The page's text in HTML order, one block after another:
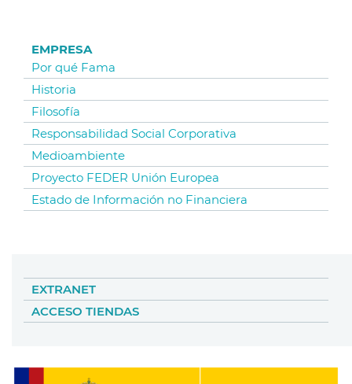
EMPRESA
Por qué Fama
Historia
Filosofía
Responsabilidad Social Corporativa
Medioambiente
Proyecto FEDER Unión Europea
Estado de Información no Financiera
EXTRANET
ACCESO TIENDAS